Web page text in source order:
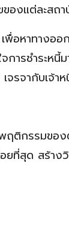
องแต่ละสถา
พื่อหาทางอ
ารชำระหนี้
จรจากับเจ้า
ติกรรมขอ
ที่สุด สร้าง